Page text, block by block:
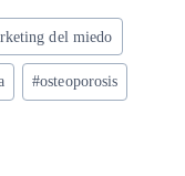
redel miedo
#osteoporosis